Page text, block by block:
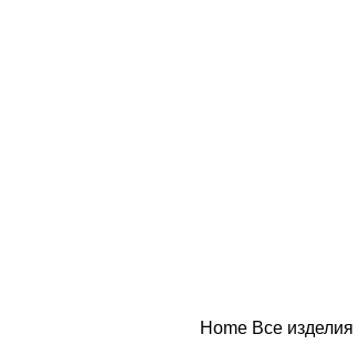
Home Все изделия